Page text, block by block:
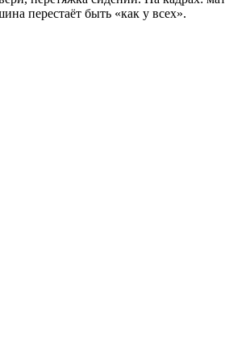
перестаёт быть «как у всех».